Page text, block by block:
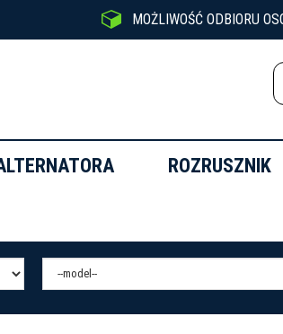
 MOŻLIWOŚĆ ODBIORU
ROZRUSZNIK